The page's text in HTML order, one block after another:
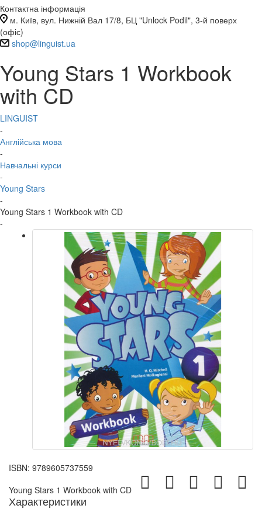
Контактна інформація
м. Київ, вул. Нижній Вал 17/8, БЦ "Unlock Podil", 3-й поверх
(офіс)
shop@linguist.ua
Young Stars 1 Workbook
with CD
LINGUIST
-
Англійська мова
-
Навчальні курси
-
Young Stars
-
Young Stars 1 Workbook with CD
-
ISBN: 9789605737559
Young Stars 1 Workbook with CD
Характеристики